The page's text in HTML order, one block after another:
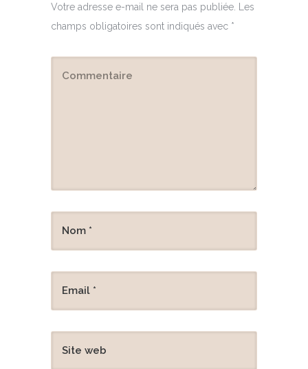
Votre adresse e-mail ne sera pas publiée.
Les
champs obligatoires sont indiqués avec *